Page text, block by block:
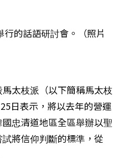
的話語研討會。（照片
太枝派（以下簡稱馬太枝
日表示，將以去年的營運
忠清道地區全區舉辦以聖
將信仰判斷的標準，從